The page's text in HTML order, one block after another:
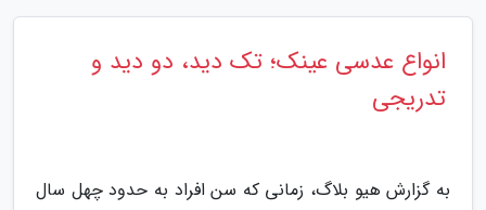
انواع عدسی عینک؛ تک دید، دو دید و
تدریجی
به گزارش هیو بلاگ، زمانی که سن افراد به حدود چهل سال